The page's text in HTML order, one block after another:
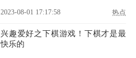
2023-08-01 17:17:58 热点
兴趣爱好之下棋游戏！下棋才是最
快乐的